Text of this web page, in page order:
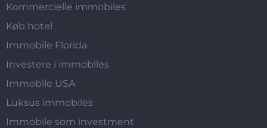
Kommercielle immobiles
Køb hotel
Immobile Florida
Investere i immobiles
Immobile USA
Luksus immobiles
Immobile som investment